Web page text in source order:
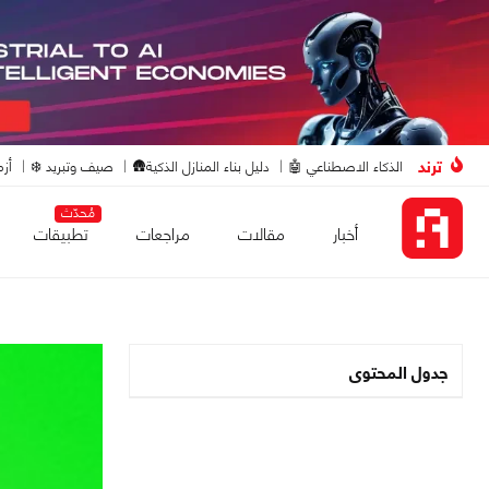
ترند الذكاء الاصطناعي 🤖 دليل بناء المنازل الذكية🛖 صيف وتبريد ❄️
أخبار مقالات مراجعات
مُحدّث
تطبيقات
جدول المحتوى